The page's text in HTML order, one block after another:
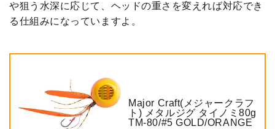
や狙う水深に応じて、ヘッドの重さを変えれば対応でき
る仕組みになっていますよ。
Major Craft(メジャークラフ
ト) メタルジグ タイノミ80g
TM-80/#5 GOLD/ORANGE